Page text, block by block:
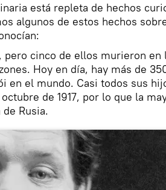
está repleta de hechos
algunos de estos hechos
, pero cinco de ellos murieron en
Hoy en día, hay más de
en el mundo. Casi todos sus
de 1917, por lo que la
Rusia.